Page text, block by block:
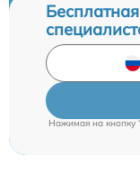
Нажимая на кнопку